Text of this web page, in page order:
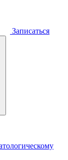
Записаться